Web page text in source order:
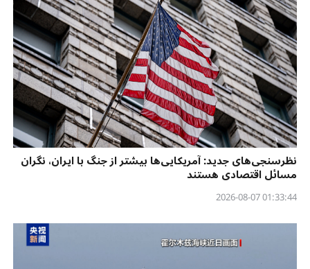
نظرسنجی‌‌های جدید: آمریکایی‌ها بیشتر از جنگ با ایران، نگران
مسائل اقتصادی هستند
01:33:44 2026-08-07